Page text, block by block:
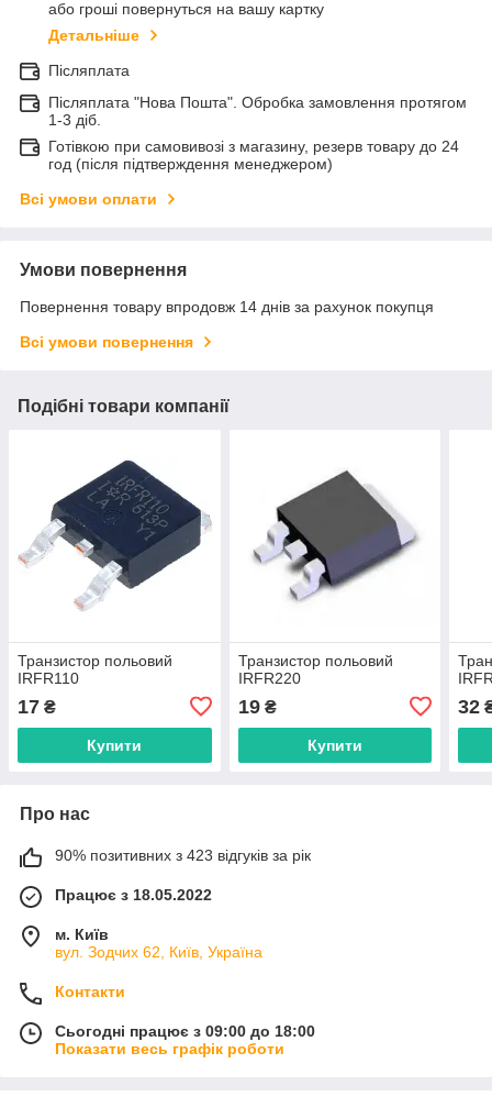
або гроші повернуться на вашу картку
Детальніше
Післяплата
Післяплата "Нова Пошта". Обробка замовлення протягом
1-3 діб.
Готівкою при самовивозі з магазину, резерв товару до 24
год (після підтверждення менеджером)
Всі умови оплати
Умови повернення
Повернення товару впродовж 14 днів за рахунок покупця
Всі умови повернення
Подібні товари компанії
Транзистор польовий
IRFR110
17 ₴
Купити
Транзистор польовий
IRFR220
19₴
Купити
32
Про нас
90% позитивних з 423 відгуків за рік
Працює з 18.05.2022
м. Київ
вул. Зодчих 62, Київ, Україна
Контакти
Сьогодні працює з 09:00 до 18:00
Показати весь графік роботи